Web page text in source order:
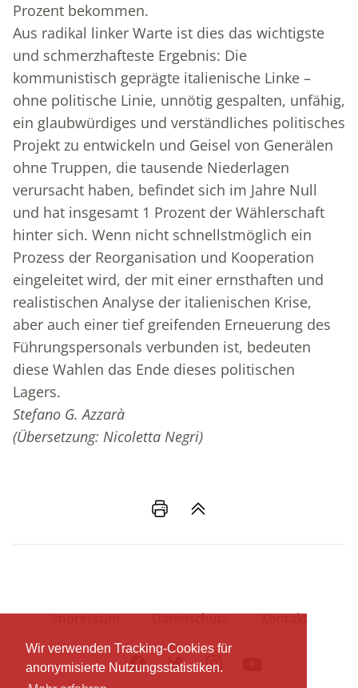
Wir verwenden Tracking-Cookies für
anonymisierte Nutzungsstatistiken.
Prozent bekommen.
Aus radikal linker Warte ist dies das wichtigste
und schmerzhafteste Ergebnis: Die
kommunistisch geprägte italienische Linke –
ohne politische Linie, unnötig gespalten, unfähig,
ein glaubwürdiges und verständliches politisches
Projekt zu entwickeln und Geisel von Generälen
ohne Truppen, die tausende Niederlagen
verursacht haben, befindet sich im Jahre Null
und hat insgesamt 1 Prozent der Wählerschaft
hinter sich. Wenn nicht schnellstmöglich ein
Prozess der Reorganisation und Kooperation
eingeleitet wird, der mit einer ernsthaften und
realistischen Analyse der italienischen Krise,
aber auch einer tief greifenden Erneuerung des
Führungspersonals verbunden ist, bedeuten
diese Wahlen das Ende dieses politischen
Lagers.
Stefano G. Azzarà
(Übersetzung: Nicoletta Negri)
Impressum Datenschutz Kontakt
FacebookTwitterInstagram